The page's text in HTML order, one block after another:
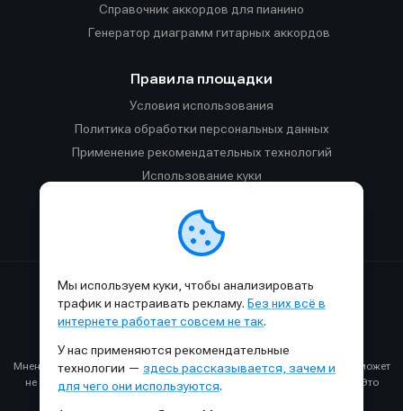
Справочник аккордов для пианино
Генератор диаграмм гитарных аккордов
Правила площадки
Условия использования
Политика обработки персональных данных
Применение рекомендательных технологий
Использование куки
Правила общения в Телеграм-чате
Сделано с к в SAMESOUND© 2015-2026.
Использование материалов SAMESOUND разрешено только с
Все права на картинки и тексты принадлежат их авторам.
Мнение авторов может не совпадать с мнением редакции, которое может
не совпадать с вашим мнением и меняться с течением времени. Это
Мы используем куки, чтобы анализировать
трафик и настраивать рекламу. Без них всё в
интернете работает совсем не так.
У нас применяются рекомендательные
технологии — здесь рассказывается, зачем и
для чего они используются.